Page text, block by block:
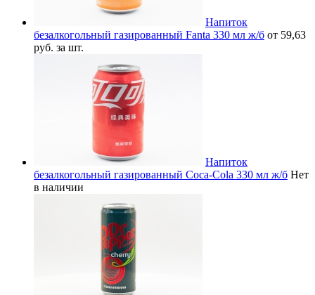
Напиток
безалкогольный газированный Fanta 330 мл ж/б от 59,63
руб. за шт.
Напиток
безалкогольный газированный Coca-Cola 330 мл ж/б Нет
в наличии